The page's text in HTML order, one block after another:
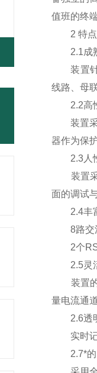
值班的终
2 特点
2.1成熟
装置针
线路、母
2.2高性
装置采
器作为保
2.3人
装置采
面的调试
2.4丰富
8路交流
2个
2.5灵活
装置的
量电流通
2.6透
实时记
2.7*的